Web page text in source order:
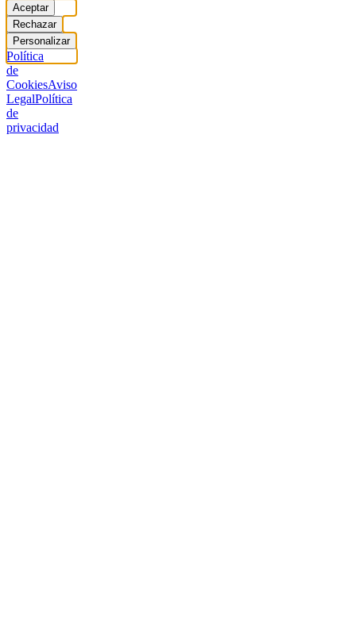
Aceptar
Rechazar
Personalizar
Política
de
CookiesAviso
LegalPolítica
de
privacidad